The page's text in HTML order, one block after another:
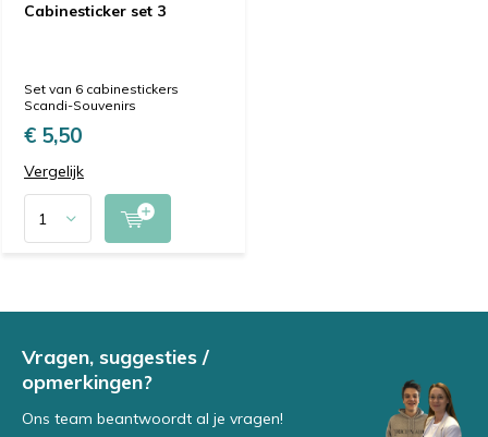
Cabinesticker set 3
Set van 6 cabinestickers
Scandi-Souvenirs
€ 5,50
Vergelijk
Vragen, suggesties /
opmerkingen?
Ons team beantwoordt al je vragen!